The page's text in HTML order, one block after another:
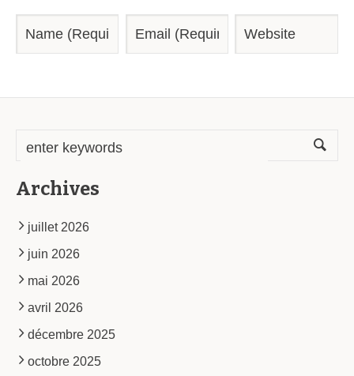
Archives
juillet 2026
juin 2026
mai 2026
avril 2026
décembre 2025
octobre 2025